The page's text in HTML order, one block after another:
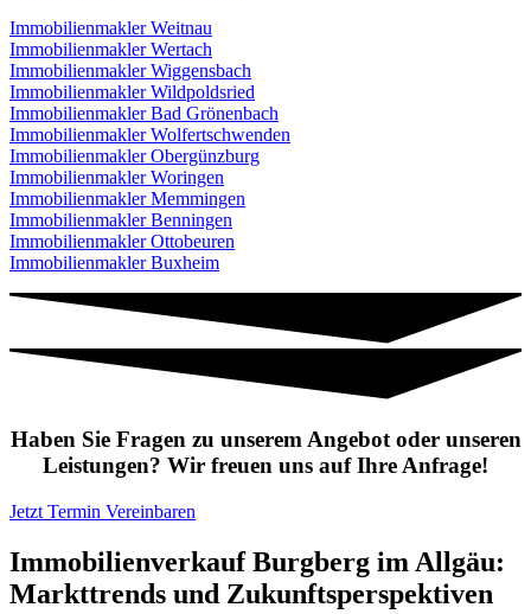
Immobilienmakler Weitnau
Immobilienmakler Wertach
Immobilienmakler Wiggensbach
Immobilienmakler Wildpoldsried
Immobilienmakler Bad Grönenbach
Immobilienmakler Wolfertschwenden
Immobilienmakler Obergünzburg
Immobilienmakler Woringen
Immobilienmakler Memmingen
Immobilienmakler Benningen
Immobilienmakler Ottobeuren
Immobilienmakler Buxheim
Haben Sie Fragen zu unserem Angebot oder unseren
Leistungen? Wir freuen uns auf Ihre Anfrage!
Jetzt Termin Vereinbaren
Immobilienverkauf Burgberg im Allgäu:
Markttrends und Zukunftsperspektiven